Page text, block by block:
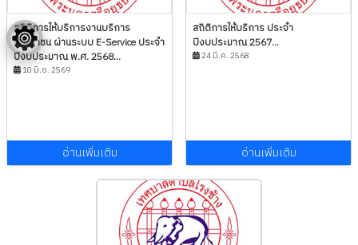
สถิติการให้บริการงานบริการ
ประชาชน ผ่านระบบ E-Service ประจำ
ปีงบประมาณ พ.ศ. 2568...
10 มิ.ย. 2569
อ่านเพิ่มเติม
สถิติการให้บริการ ประจำ
ปีงบประมาณ 2567...
24 มี.ค. 2568
อ่านเพิ่มเติม